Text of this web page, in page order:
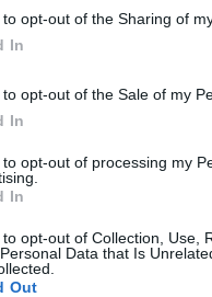
to opt-out of the Sharing of
In
to opt-out of the Sale of my
In
to opt-out of processing my
In
to opt-out of Collection, Use,
Data that Is
Out